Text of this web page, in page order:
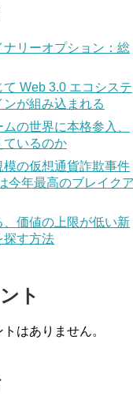
ナリーオプション：総
Web 3.0 エコシステ
ンが組み込まれる
の世界に本格参入、
ているのか
模の仮想通貨詐欺事件
今年最高のブレイクア
価値の上限が低い新
探す方法
ト
はありません。